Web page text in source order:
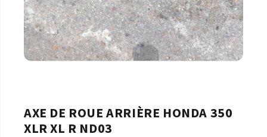
AXE DE ROUE ARRIÈRE HONDA 350
XLR XL R ND03